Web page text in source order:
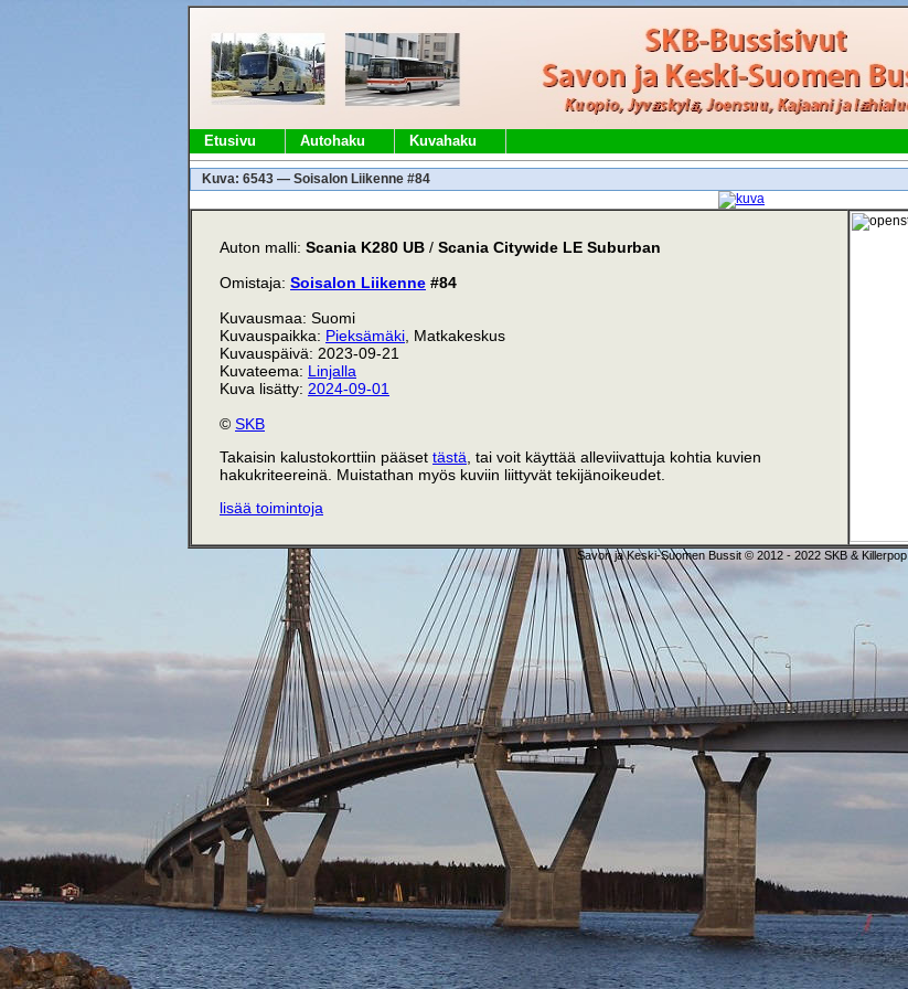
Etusivu Autohaku Kuvahaku
Kuva: 6543 — Soisalon Liikenne #84
Auton malli: Scania K280 UB / Scania Citywide LE Suburban
Omistaja: Soisalon Liikenne #84
Kuvausmaa: Suomi
Kuvauspaikka: Pieksämäki , Matkakeskus
Kuvauspäivä: 2023-09-21
Kuvateema: Linjalla
Kuva lisätty: 2024-09-01
© SKB
Takaisin kalustokorttiin pääset tästä , tai voit käyttää alleviivattuja kohtia kuvien
hakukriteereinä. Muistathan myös kuviin liittyvät tekijänoikeudet.
lisää toimintoja
Savon ja Keski-Suomen Bussit © 2012 - 2022 SKB & Killerpop